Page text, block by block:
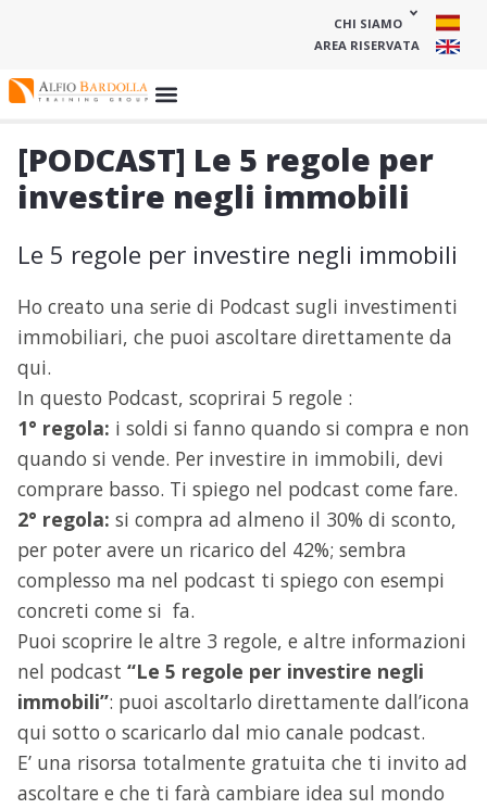
CHI SIAMO
AREA RISERVATA
[PODCAST] Le 5 regole per
investire negli immobili
Le 5 regole per investire negli immobili
Ho creato una serie di Podcast sugli investimenti
immobiliari, che puoi ascoltare direttamente da
qui.
In questo Podcast, scoprirai 5 regole :
1° regola: i soldi si fanno quando si compra e non
quando si vende. Per investire in immobili, devi
comprare basso. Ti spiego nel podcast come fare.
2° regola: si compra ad almeno il 30% di sconto,
per poter avere un ricarico del 42%; sembra
complesso ma nel podcast ti spiego con esempi
concreti come si fa.
Puoi scoprire le altre 3 regole, e altre informazioni
nel podcast “Le 5 regole per investire negli
immobili”: puoi ascoltarlo direttamente dall’icona
qui sotto o scaricarlo dal mio canale podcast.
E’ una risorsa totalmente gratuita che ti invito ad
ascoltare e che ti farà cambiare idea sul mondo